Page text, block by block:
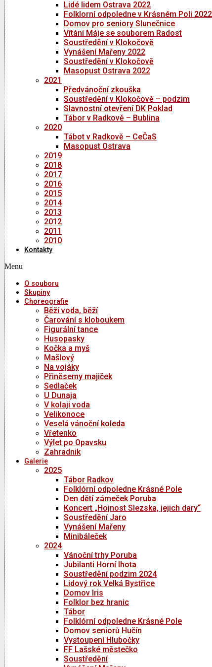
Lidé lidem Ostrava 2022
Folklorní odpoledne v Krásném Poli 2022
Domov pro seniory Slunečnice
Vítání Máje se souborem Radost
Soustředění v Klokočově
Vynášení Mařeny 2022
Soustředění v Klokočově
Masopust Ostrava 2022
2021
Předvánoční zkouška
Soustředění v Klokočově – podzim
Slavnostní otevření DK Poklad
Tábor v Radkově – Bublina
2020
Tábot v Radkově – CeČaS
Masopust Ostrava
2019
2018
2017
2016
2015
2014
2013
2012
2011
2010
Kontakty
Menu
O souboru
Skupiny
Choreografie
Běží voda, běží
Čarování s kloboukem
Figurální tance
Husopasky
Kočka a myš
Mašlový
Na vojáky
Přiněsemy majiček
Sedlaček
U Dunaja
V kolaji voda
Velikonoce
Veselá vánoční koleda
Vřetenko
Výlet po Opavsku
Zahradnik
Galerie
2025
Tábor Radkov
Folklórní odpoledne Krásné Pole
Den dětí zámeček Poruba
Koncert „Hojnost Slezska, jejich dary“
Soustředění Jaro
Vynášení Mařeny
Minibáleček
2024
Vánoční trhy Poruba
Jubilanti Horní lhota
Soustředění podzim 2024
Lidový rok Velká Bystřice
Domov Iris
Folklor bez hranic
Tábor
Folklórní odpoledne Krásné Pole
Domov seniorů Hučín
Vystoupení Hlubočky
FF Lašské městečko
Soustředění